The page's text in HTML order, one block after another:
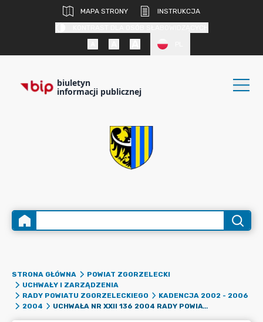
MAPA STRONY
INSTRUKCJA
biuletyn
informacji publicznej
STRONA GŁÓWNA
POWIAT ZGORZELECKI
UCHWAŁY I ZARZĄDZENIA
RADY POWIATU ZGORZELECKIEGO
KADENCJA 2002 - 2006
2004
UCHWAŁA NR XXII 136 2004 RADY POWIATU ZGORZELECKIEGO Z DNIA 31 MAJA 2004 R. W SPRAWIE USTALENIA WARUNKÓW PRACY I PŁACY POWIATOWEGO RZECZNIKA KONSUMENTÓW